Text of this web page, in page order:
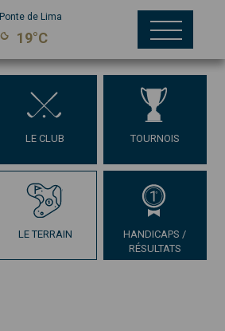
Ponte de Lima
19°C
LE CLUB TOURNOIS
LE TERRAIN
HANDICAPS /
RÉSULTATS